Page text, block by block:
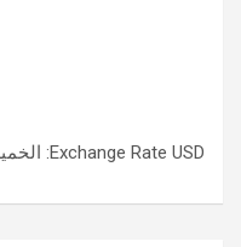
Exchange Rate USD : الخميس, 6